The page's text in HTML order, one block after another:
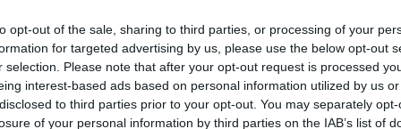
opt-out of the sale, sharing to third parties, or processing of your
for targeted advertising by us, please use the below opt-out
selection. Please note that after your opt-out request is processed
interest-based ads based on personal information utilized by us
to third parties prior to your opt-out. You may separately
of your personal information by third parties on the IAB’s list of
page de téléchargement a été vue 1163 fois depuis l'envoi du
fichier.fr/2017/08/24/livret-portrait-de-mediateurs-web/
de médiateurs web.pdf sur